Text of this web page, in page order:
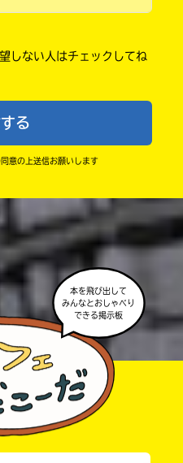
れないので、待ってて
稿した後の画面にバナー
せてもらうことがある
ていたり、個人情報をか
っていたりしないか、読
しない人はチェックしてね
る
意の上送信お願いします
本を飛び出して
みんなとおしゃべり
できる掲示板